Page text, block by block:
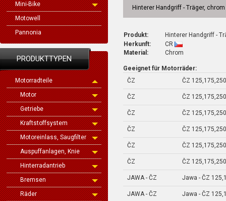
Mini-Bike
Motowell
Pannonia
PRODUKTTYPEN
Motorradteile
Motor
Getriebe
Kraftstoffsystem
Motoreinlass, Saugfilter
Auspuffanlagen, Knie
Hinterradantrieb
Bremsen
Räder
Hinterer Handgriff - Träger,
Produkt:
Hinterer Handgriff -
Herkunft:
CR
Material:
Chrom
Geeignet für Motorräder:
ČZ
ČZ
ČZ ČZ
ČZ ČZ
ČZ ČZ
ČZ ČZ
ČZ ČZ
JAWA - ČZ Jawa - ČZ
JAWA - ČZ Jawa - ČZ